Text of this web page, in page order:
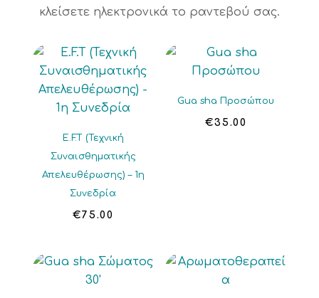
κλείσετε ηλεκτρονικά το ραντεβού σας.
E.F.T (Τεχνική
Συναισθηματικής
Απελευθέρωσης) – 1η
Συνεδρία
€75.00
Gua sha Προσώπου
€35.00